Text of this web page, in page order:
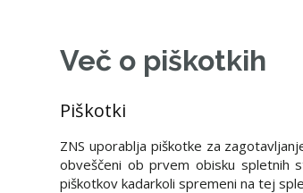
Več o piškotkih
Piškotki
ZNS uporablja piškotke za
obveščeni ob prvem obisku spletnih
piškotkov kadarkoli spremeni na tej